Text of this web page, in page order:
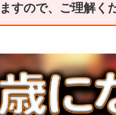
すので、ご理解く